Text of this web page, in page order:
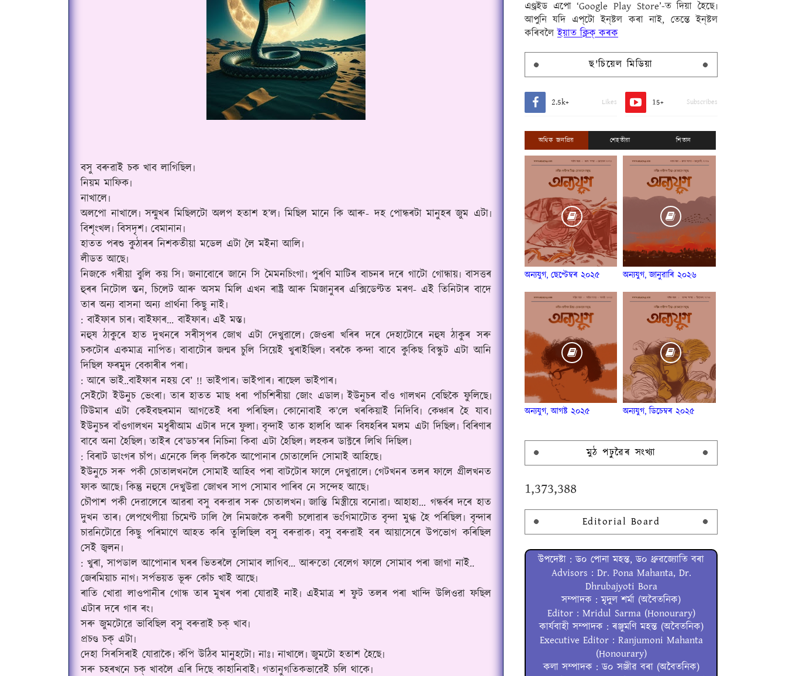
বসু বৰুৱাই চক খাব লাগিছিল৷
নিয়ম মাফিক৷
নাখালে৷
অলপো নাখালে৷ সন্মুখৰ মিছিলটো অলপ হতাশ হ’ল৷ মিছিল মানে কি আৰু- দহ পোন্ধৰটা মানুহৰ‌ জুম এটা৷
বিশৃংখল৷ বিসদৃশ৷ বেমানান৷
হাতত পৰশু কুঠাৰৰ নিশকতীয়া মডেল‌ এটা লৈ ম‌ইনা আলি৷
লীডত আছে৷
নিজকে গৰীয়া বুলি কয় সি৷ জনাবোৰে জানে সি মৈমনচিংগা৷ পুৰণি মাটিৰ বাচনৰ দৰে গাটো গোন্ধায়৷ বাসত্তৰ
হুৰৰ নিটোল স্তন, চিলেট আৰু অসম মিলি এখন ৰাষ্ট্ৰ আৰু মিজানুৰৰ এক্সিডেণ্টত মৰণ- এই তিনিটাৰ বাদে
তাৰ অন্য বাসনা অন্য প্ৰাৰ্থনা কিছু নাই৷
: বাইফাৰ চাৰ৷ বাইফাৰ... বাইফাৰ৷ এই মস্ত৷
নহুষ ঠাকুৰে হাত দুখনৰে সৰীসৃপৰ জোখ এটা দেখুৱালে৷ জেওৰা খৰিৰ দৰে দেহাটোৰে নহুষ ঠাকুৰ সৰু
চকটোৰ একমাত্ৰ নাপিত৷ বাবাটোৰ জন্মৰ চুলি সিয়েই খুৰাইছিল৷ বৰকৈ কন্দা বাবে কুকিছ বিস্কুট এটা আনি
দিছিল ফৰমুদ বেকাৰীৰ পৰা৷
: আৰে ভাই..বাইফাৰ নহয় বে’ !! ভাইপাৰ৷ ভাইপাৰ৷ ৰাছেল ভাইপাৰ৷
সেইটো ইউনুচ ভেংৰা৷ তাৰ হাতত মাছ ধৰা পাঁচশিৰীয়া জোং এডাল৷ ইউনুচৰ বাঁও গালখন বেছিকৈ ফুলিছে৷
টিউমাৰ এটা কেইবছৰমান আগতেই ধৰা পৰিছিল৷ কোনোবাই ক’লে খৰকিয়াই নিদিবি৷ কেঞ্চাৰ হৈ যাব৷
ইউনুচৰ বাঁওগালখন মধুৰীআম এটাৰ দৰে ফুলা৷ বৃন্দাই তাক হালধি আৰু বিষহৰিৰ মলম এটা দিছিল৷ বিৰিণাৰ
বাবে অনা হৈছিল৷ তাইৰ বে’ডচ’ৰৰ নিচিনা কিবা এটা হৈছিল৷ লহকৰ ডাক্টৰে লিখি দিছিল৷
: বিৰাট ডাংগৰ চাঁপ৷ এনেকে লিক্ লিককৈ আপোনাৰ চোতালেদি সোমাই আহিছে৷
ইউনুচে সৰু পকী চোতালখনলৈ সোমাই আহিব পৰা বাটটোৰ ফালে দেখুৱালে৷ গেটখনৰ তলৰ ফালে গ্ৰীলখনত
ফাক আছে৷ কিন্তু নহুষে দেখুউৱা জোখৰ‌ সাপ সোমাব পাৰিব নে সন্দেহ আছে৷
চৌপাশ পকী দেৱালেৰে আৱৰা বসু বৰুৱাৰ সৰু চোতালখন৷ জান্তি মিস্ত্ৰীয়ে বনোৱা৷ আহাহা... গন্ধৰ্বৰ দৰে হাত
দুখন তাৰ৷ লেপথেপীয়া চিমেণ্ট ঢালি লৈ নিমজকৈ কৰণী চলোৱাৰ ভংগিমাটোত বৃন্দা মুগ্ধ হৈ পৰিছিল৷ বৃন্দাৰ
চাৱনিটোৱে কিছু পৰিমাণে আহত‌ কৰি‌ তুলিছিল বসু বৰুৱাক৷ বসু বৰুৱাই বৰ‌ আয়াসেৰে উপভোগ কৰিছিল
সেই জ্বলন৷
: খুৰা, সাপডাল আপোনাৰ ঘৰৰ ভিতৰলৈ সোমাব লাগিব... আৰুতো বেলেগ ফালে সোমাব পৰা জাগা নাই..
জেৰমিয়াচ নাগ৷ সৰ্পভয়ত ভূৰু কোঁচ খাই আছে৷
ৰাতি খোৱা লাওপানীৰ‌ গোন্ধ তাৰ‌ মুখৰ‌ পৰা যোৱাই নাই৷ এইমাত্ৰ শ ফুট তলৰ পৰা খান্দি উলিওৱা ফছিল
এটাৰ‌ দৰে গাৰ ৰং৷
সৰু জুমটোৱে ভাবিছিল বসু বৰুৱাই চক্ খাব৷
প্ৰচণ্ড চক্ এটা৷
দেহা সিৰসিৰাই যোৱাকৈ৷ কঁপি উঠিব মানুহটো৷ নাঃ৷ নাখালে৷ জুমটো হতাশ হৈছে৷
সৰু চহৰখনে চক্ খাবলৈ এৰি দিছে কাহানিবাই৷ গতানুগতিকভাৱেই চলি থাকে৷
এণ্ড্ৰইড এপো ‘Google Play Store’-ত দিয়া হৈছে৷
আপুনি যদি এপ্‌টো ইন্‌ষ্টল কৰা নাই, তেন্তে ইন্‌ষ্টল
কৰিবলৈইয়াত ক্লিক্ কৰক
ছ'চিয়েল মিডিয়া
2.5k+ Likes 15+ Subscribes
অধিক জনপ্ৰিয় শেহতীয়া শিতান
অন্যযুগ, ছেপ্টেম্বৰ ২০২৫ অন্যযুগ, জানুৱাৰি ২০২৬
অন্যযুগ, আগষ্ট ২০২৫ অন্যযুগ, ডিচেম্বৰ ২০২৫
মুঠ পঢ়ুৱৈৰ সংখ্যা
1,373,388
Editorial Board
উপদেষ্টা : ড০ পোনা মহন্ত, ড০ ধ্ৰুৱজ্যোতি বৰা
Advisors : Dr. Pona Mahanta, Dr.
Dhrubajyoti Bora
সম্পাদক : মৃদুল শৰ্মা (অবৈতনিক)
Editor : Mridul Sarma (Honourary)
কাৰ্যবাহী সম্পাদক : ৰঞ্জুমণি মহন্ত (অবৈতনিক)
Executive Editor : Ranjumoni Mahanta
(Honourary)
কলা সম্পাদক : ড০ সঞ্জীৱ বৰা (অবৈতনিক)